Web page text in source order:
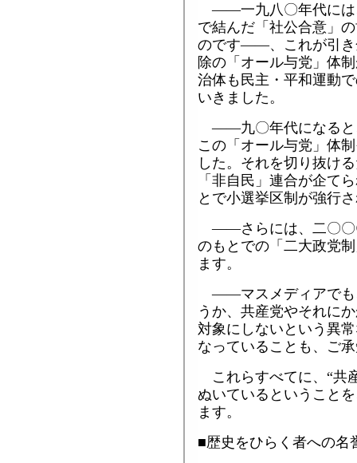
――一九八〇年代には
で結んだ「社公合意」
のです――、これが引き
除の「オール与党」体
治体も民主・平和運動
いきました。
――九〇年代になると
この「オール与党」体
した。それを切り抜け
「非自民」連合が企て
とで小選挙区制が強行
――さらには、二〇〇
のもとでの「二大政党
ます。
――マスメディアでも
うか、共産党やそれに
対象にしないという異
なっていることも、ご
これらすべてに、“共
ぬいているということ
ます。
■歴史をひらく